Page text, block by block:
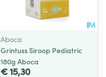
Aboca
Grintuss Siroop Pediatric
180g Aboca
€ 15,30